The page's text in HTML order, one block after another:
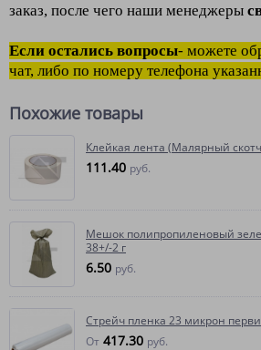
заказ, после чего наши менеджеры
Если остались вопросы- можете
чат, либо по номеру телефона
Похожие товары
Клейкая лента (Малярный
111.40 руб.
Мешок полипропиленовый
38+/-2 г
6.50 руб.
Стрейч пленка 23 микрон
От 417.30 руб.